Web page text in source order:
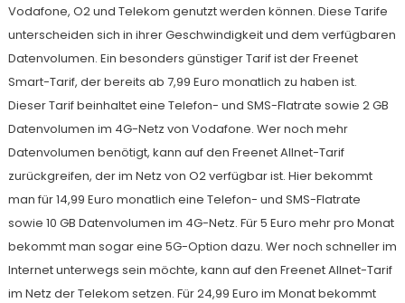
Vodafone, O2 und Telekom genutzt werden können. Diese Tarife
unterscheiden sich in ihrer Geschwindigkeit und dem verfügbaren
Datenvolumen. Ein besonders günstiger Tarif ist der Freenet
Smart-Tarif, der bereits ab 7,99 Euro monatlich zu haben ist.
Dieser Tarif beinhaltet eine Telefon- und SMS-Flatrate sowie 2 GB
Datenvolumen im 4G-Netz von Vodafone. Wer noch mehr
Datenvolumen benötigt, kann auf den Freenet Allnet-Tarif
zurückgreifen, der im Netz von O2 verfügbar ist. Hier bekommt
man für 14,99 Euro monatlich eine Telefon- und SMS-Flatrate
sowie 10 GB Datenvolumen im 4G-Netz. Für 5 Euro mehr pro Monat
bekommt man sogar eine 5G-Option dazu. Wer noch schneller im
Internet unterwegs sein möchte, kann auf den Freenet Allnet-Tarif
im Netz der Telekom setzen. Für 24,99 Euro im Monat bekommt